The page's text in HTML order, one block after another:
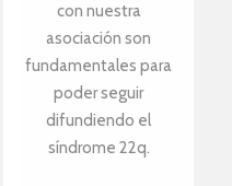
con nuestra
asociación son
fundamentales para
poder seguir
difundiendo el
síndrome 22q.